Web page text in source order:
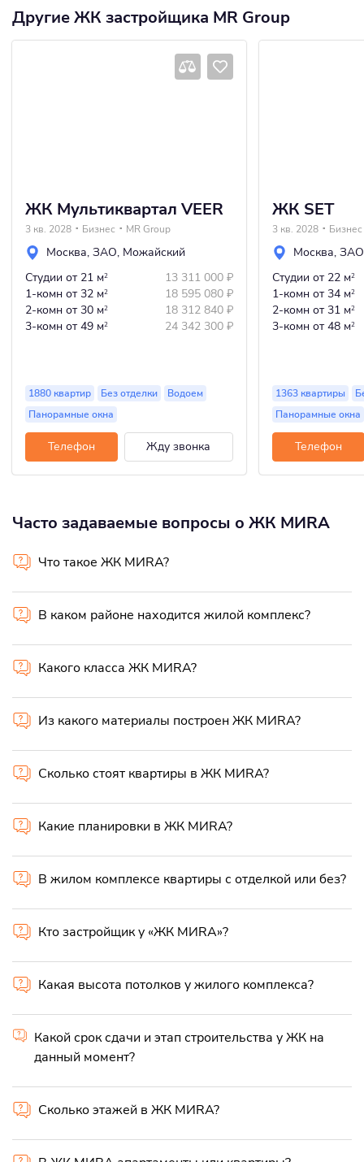
Другие ЖК застройщика MR Group
ЖК Мультиквартал VEER
3 кв. 2028 Бизнес MR Group
Москва, ЗАО, Можайский
Студии от 21 м2 13 311 000 ₽
1-комн от 32 м2 18 595 080 ₽
2-комн от 30 м2 18 312 840 ₽
3-комн от 49 м2 24 342 300 ₽
1880 квартир Без отделки
Водоем
Панорамные окна
Телефон Жду звонка
ЖК SET
3 кв. 2028 Бизнес
Москва, ЗАО
Студии от 22 м2
1-комн от 34 м2
2-комн от 31 м2
3-комн от 48 м2
1363 квартиры
Панорамные окна
Телефон
Часто задаваемые вопросы о ЖК MИRA
Что такое ЖК MИRA?
В каком районе находится жилой комплекс?
Какого класса ЖК MИRA?
Из какого материалы построен ЖК MИRA?
Сколько стоят квартиры в ЖК MИRA?
Какие планировки в ЖК MИRA?
В жилом комплексе квартиры с отделкой или без?
Кто застройщик у «ЖК MИRA»?
Какая высота потолков у жилого комплекса?
Какой срок сдачи и этап строительства у ЖК на
данный момент?
Сколько этажей в ЖК MИRA?